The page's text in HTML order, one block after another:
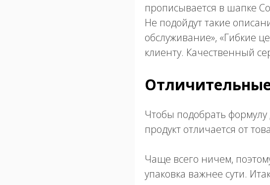
прописывается в шапке
Не подойдут такие
обслуживание», «Гибкие
клиенту. Качественный
Чтобы подобрать
продукт отличается от
Чаще всего ничем,
упаковка важнее сути.